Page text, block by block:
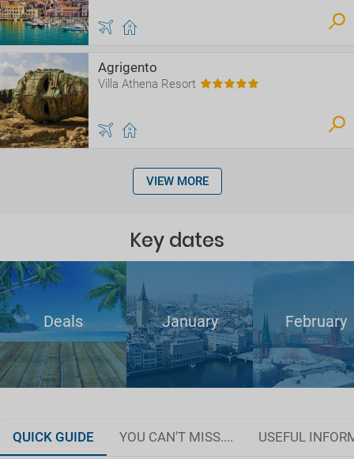
Agrigento
Villa Athena Resort
VIEW MORE
Key dates
Deals January February
QUICK GUIDE YOU CAN'T MISS.... USEFUL